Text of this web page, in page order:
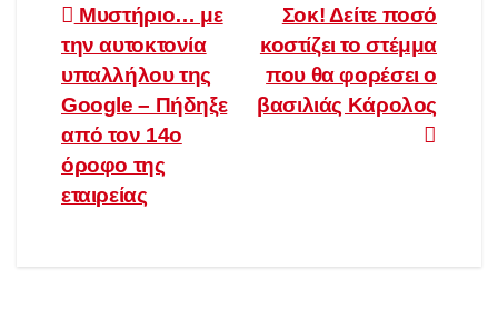
Πλοήγηση
άρθρων
Σοκ! Δείτε ποσό
κοστίζει το στέμμα
που θα φορέσει ο
βασιλιάς Κάρολος
Μυστήριο… με
την αυτοκτονία
υπαλλήλου της
Google – Πήδηξε
από τον 14ο
όροφο της
εταιρείας